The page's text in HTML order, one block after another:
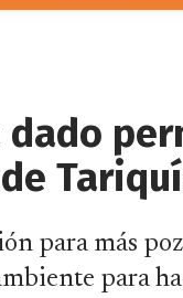
para más
para